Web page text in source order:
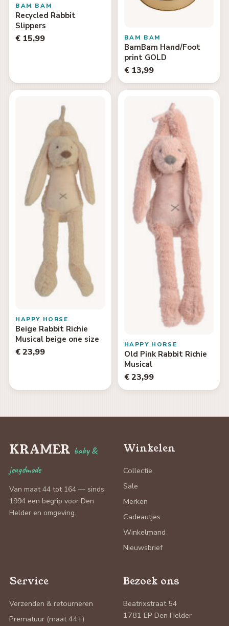
BAM BAM
Recycled Rabbit
Slippers
€ 15,99 BAM BAM
BamBam Hand/Foot
print GOLD
€ 13,99
HAPPY HORSE
Beige Rabbit Richie
Musical beige one size
€ 23,99
HAPPY HORSE
Old Pink Rabbit Richie
Musical
€ 23,99
KRAMER baby &
jeugdmode
Van maat 44 tot 164 — sinds
1994 een begrip voor Den
Helder en omgeving.
Winkelen
Collectie
Sale
Merken
Cadeautjes
Winkelmand
Nieuwsbrief
Service
Verzenden & retourneren
Prematuur (maat 44+)
Bezoek ons
Beatrixstraat 54
1781 EP Den Helder